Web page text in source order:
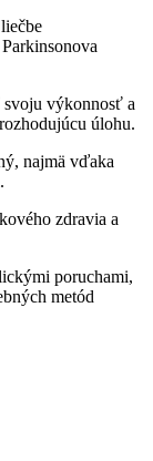
svoju výkonnosť a
úlohu.
najmä vďaka
zdravia a
poruchami,
metód